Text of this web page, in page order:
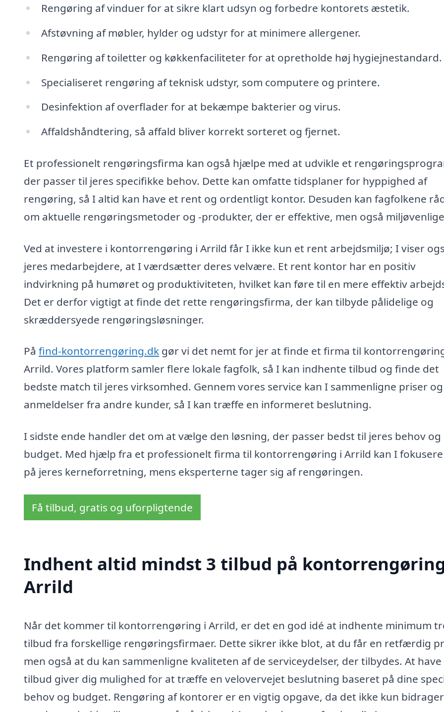
Rengøring af vinduer for at sikre klart udsyn og forbedre kontorets æstetik.
Afstøvning af møbler, hylder og udstyr for at minimere allergener.
Rengøring af toiletter og køkkenfaciliteter for at opretholde høj hygiejnestandard.
Specialiseret rengøring af teknisk udstyr, som computere og printere.
Desinfektion af overflader for at bekæmpe bakterier og virus.
Affaldshåndtering, så affald bliver korrekt sorteret og fjernet.
Et professionelt rengøringsfirma kan også hjælpe med at udvikle et
der passer til jeres specifikke behov. Dette kan omfatte tidsplaner for hyppighed af
rengøring, så I altid kan have et rent og ordentligt kontor. Desuden kan fagfolkene
om aktuelle rengøringsmetoder og -produkter, der er effektive, men også
Ved at investere i kontorrengøring i Arrild får I ikke kun et rent arbejdsmiljø; I viser
jeres medarbejdere, at I værdsætter deres velvære. Et rent kontor har en positiv
indvirkning på humøret og produktiviteten, hvilket kan føre til en mere effektiv
Det er derfor vigtigt at finde det rette rengøringsfirma, der kan tilbyde pålidelige og
skræddersyede rengøringsløsninger.
På find-kontorrengøring.dk gør vi det nemt for jer at finde et firma til
Arrild. Vores platform samler flere lokale fagfolk, så I kan indhente tilbud og finde det
bedste match til jeres virksomhed. Gennem vores service kan I sammenligne priser
anmeldelser fra andre kunder, så I kan træffe en informeret beslutning.
I sidste ende handler det om at vælge den løsning, der passer bedst til jeres behov og
budget. Med hjælp fra et professionelt firma til kontorrengøring i Arrild kan I
på jeres kerneforretning, mens eksperterne tager sig af rengøringen.
Få tilbud, gratis og uforpligtende
Indhent altid mindst 3 tilbud på
Arrild
Når det kommer til kontorrengøring i Arrild, er det en god idé at indhente minimum
tilbud fra forskellige rengøringsfirmaer. Dette sikrer ikke blot, at du får en retfærdig
men også at du kan sammenligne kvaliteten af de serviceydelser, der tilbydes. At
tilbud giver dig mulighed for at træffe en velovervejet beslutning baseret på dine
behov og budget. Rengøring af kontorer er en vigtig opgave, da det ikke kun